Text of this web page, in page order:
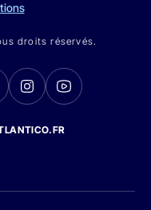
droits réservés.